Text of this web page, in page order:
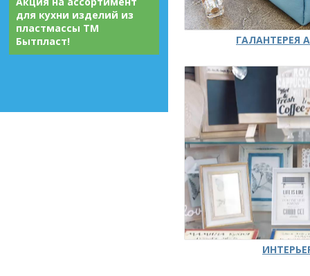
для кухни изделий из
пластмассы ТМ
Бытпласт!
ГАЛАНТЕРЕЯ